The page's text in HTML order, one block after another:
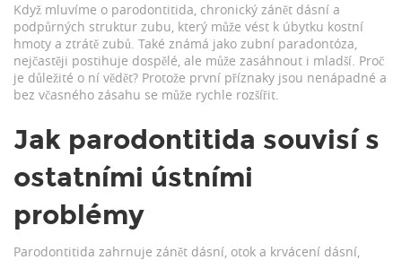
Když mluvíme o parodontitida, chronický zánět dásní a
podpůrných struktur zubu, který může vést k úbytku kostní
hmoty a ztrátě zubů. Také známá jako zubní paradontóza,
nejčastěji postihuje dospělé, ale může zasáhnout i mladší. Proč
je důležité o ní vědět? Protože první příznaky jsou nenápadné a
bez včasného zásahu se může rychle rozšířit.
Jak parodontitida souvisí s
ostatními ústními
problémy
Parodontitida zahrnuje zánět dásní, otok a krvácení dásní,